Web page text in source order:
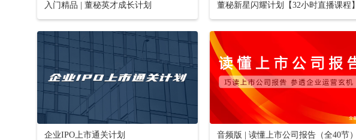
入门精品 | 董秘英才成长计划 董秘新星闪耀计划【32小时直播课程】
企业IPO上市通关计划 音频版 | 读懂上市公司报告（全40节）